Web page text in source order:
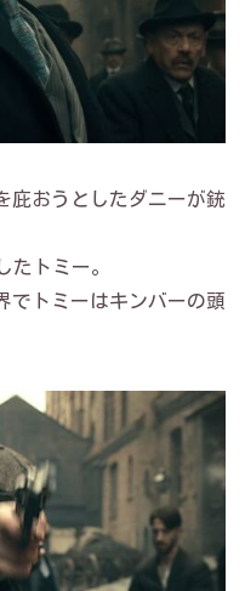
庇おうとしたダニーが銃
たトミー。
でトミーはキンバーの頭